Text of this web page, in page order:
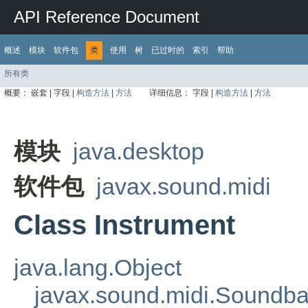
API Reference Document
概述 模块 软件包 类 使用 树 已过时的 索引 帮助
所有类
概要： 嵌套 | 字段 | 构造方法 方法 详细信息： 字段 | 构造方法 方法
模块 java.desktop
软件包 javax.sound.midi
Class Instrument
java.lang.Object